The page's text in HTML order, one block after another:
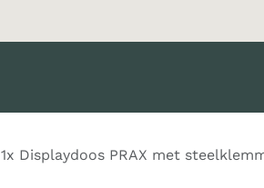
1x Displaydoos PRAX met